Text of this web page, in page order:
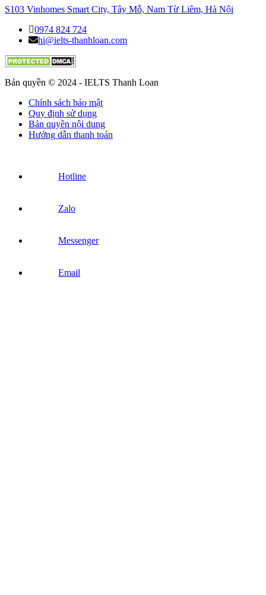
S103 Vinhomes Smart City, Tây Mỗ, Nam Từ Liêm, Hà Nội
0974 824 724
hi@ielts-thanhloan.com
Bản quyền © 2024 - IELTS Thanh Loan
Chính sách bảo mật
Quy định sử dụng
Bản quyền nội dung
Hướng dẫn thanh toán
Hotline
Zalo
Messenger
Email